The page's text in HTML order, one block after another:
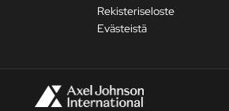
Rekisteriseloste
Evästeistä